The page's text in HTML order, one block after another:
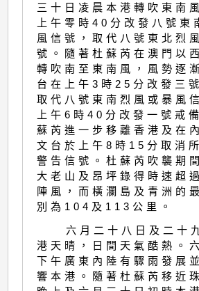
三十日凌晨本港轉吹東南
上午零時40分改發八號東
風信號，取代八號東北烈
號。隨著杜蘇芮在澳門以
轉吹南至東南風，風勢逐
台在上午3時25分改發三
取代八號東南烈風或暴風
上午6時40分改發一號戒
蘇芮進一步移離香港及在
文台於上午8時15分取消
警告信號。杜蘇芮吹襲期
大老山及昂坪錄得時速超
陣風，而橫瀾島及青洲的
別為104及113公里。
六月二十八日及二十
港天晴，日間天氣酷熱。
下午廣東內陸有驟雨發展
響本港。隨著杜蘇芮移近